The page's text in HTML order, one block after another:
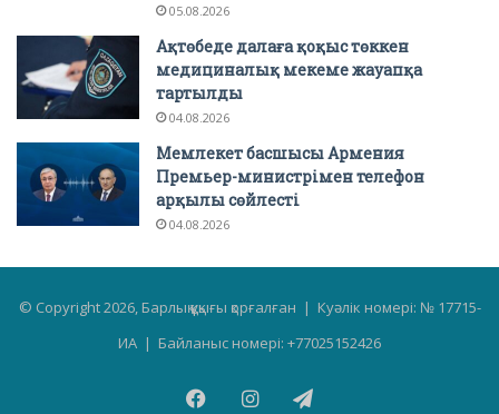
05.08.2026
Ақтөбеде далаға қоқыс төккен
медициналық мекеме жауапқа
тартылды
04.08.2026
Мемлекет басшысы Армения
Премьер-министрімен телефон
арқылы сөйлесті
04.08.2026
© Copyright 2026, Барлық құқығы қорғалған | Куәлік номері: № 17715-
ИА | Байланыс номері: +77025152426
FacebookInstagramTelegram